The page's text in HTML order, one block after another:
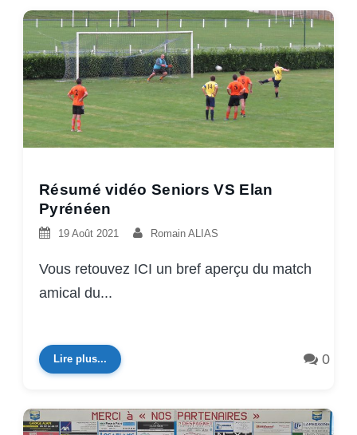
Résumé vidéo Seniors VS Elan
Pyrénéen
19 Août 2021 Romain ALIAS
Vous retouvez ICI un bref aperçu du match
amical du...
Lire plus... 0